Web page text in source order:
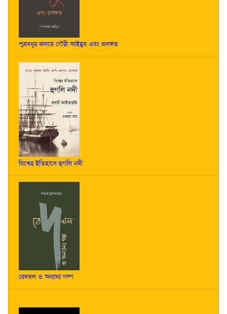
পুত্রবধূর কলমে গৌরী আইয়ুব এবং প্রসঙ্গত
বিশ্বের ইতিহাসে হুগলি নদী
বেদখল ও অন্যান্য গল্প